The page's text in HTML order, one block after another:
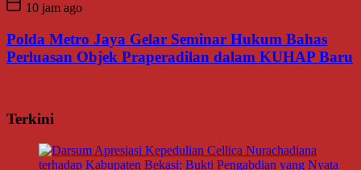
10 jam ago
Polda Metro Jaya Gelar Seminar Hukum Bahas
Perluasan Objek Praperadilan dalam KUHAP Baru
Terkini